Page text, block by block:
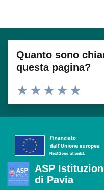
Quanto sono
questa pagina?
ASP
di Pavia